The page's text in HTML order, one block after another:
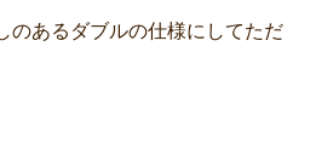
のあるダブルの仕様にしてただ